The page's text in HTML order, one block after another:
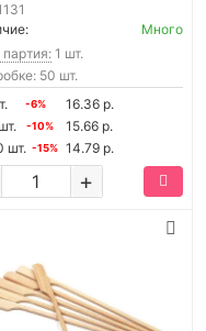
Много
1 шт.
50 шт.
-6%
16.36 р.
-10%
15.66 р.
шт. -15% 14.79 р.
+